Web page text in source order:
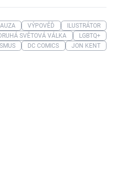
VÝPOVĚĎ
ILUSTRÁTOR
SVĚTOVÁ VÁLKA
LGBTQ+
DC COMICS JON KENT